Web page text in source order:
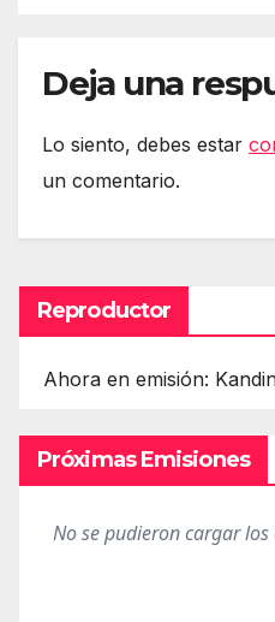
Deja una
Lo siento, debes estar
un comentario.
Reproductor
Ahora en emisión:
Próximas Emisiones